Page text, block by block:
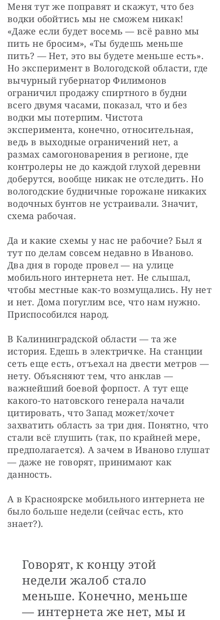
Меня тут же поправят и скажут, что без
водки обойтись мы не сможем никак!
«Даже если будет восемь — всё равно мы
пить не бросим», «Ты будешь меньше
пить? — Нет, это вы будете меньше есть».
Но эксперимент в Вологодской области, где
вычурный губернатор Филимонов
ограничил продажу спиртного в будни
всего двумя часами, показал, что и без
водки мы потерпим. Чистота
эксперимента, конечно, относительная,
ведь в выходные ограничений нет, а
размах самогоноварения в регионе, где
контролеры не до каждой глухой деревни
доберутся, вообще никак не отследить. Но
вологодские будничные горожане никаких
водочных бунтов не устраивали. Значит,
схема рабочая.
Да и какие схемы у нас не рабочие? Был я
тут по делам совсем недавно в Иваново.
Два дня в городе провел — на улице
мобильного интернета нет. Не слышал,
чтобы местные как-то возмущались. Ну нет
и нет. Дома погуглим все, что нам нужно.
Приспособился народ.
В Калининградской области — та же
история. Едешь в электричке. На станции
сеть еще есть, отъехал на двести метров —
нету. Объясняют тем, что анклав —
важнейший боевой форпост. А тут еще
какого-то натовского генерала начали
цитировать, что Запад может/хочет
захватить область за три дня. Понятно, что
стали всё глушить (так, по крайней мере,
предполагается). А зачем в Иваново глушат
— даже не говорят, принимают как
данность.
А в Красноярске мобильного интернета не
было больше недели (сейчас есть, кто
знает?).
Говорят, к концу этой
недели жалоб стало
меньше. Конечно, меньше
— интернета же нет, мы и